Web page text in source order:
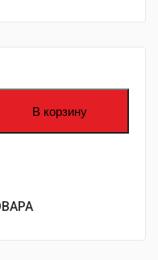
В корзину